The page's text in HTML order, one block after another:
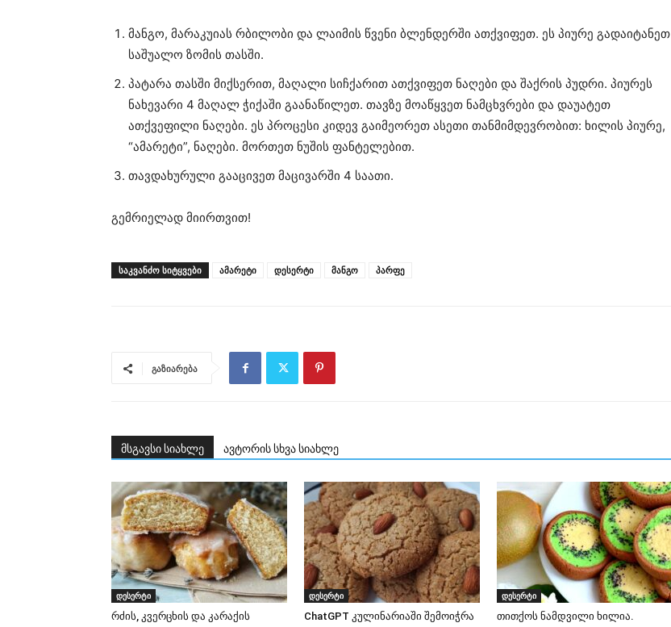
მანგო, მარაკუიას რბილობი და ლაიმის წვენი ბლენდერში ათქვიფეთ. ეს პიურე გადაიტანეთ
საშუალო ზომის თასში.
პატარა თასში მიქსერით, მაღალი სიჩქარით ათქვიფეთ ნაღები და შაქრის პუდრი. პიურეს
ნახევარი 4 მაღალ ჭიქაში გაანაწილეთ. თავზე მოაწყვეთ ნამცხვრები და დაუატეთ
ათქვეფილი ნაღები. ეს პროცესი კიდევ გაიმეორეთ ასეთი თანმიმდევრობით: ხილის პიურე,
“ამარეტი”, ნაღები. მორთეთ ნუშის ფანტელებით.
თავდახურული გააცივეთ მაცივარში 4 საათი.
გემრიელად მიირთვით!
ᲡᲐᲙᲕᲐᲜᲫᲝ ᲡᲘᲢᲧᲕᲔᲑᲘ ამარეტი დესერტი მანგო პარფე
გაზიარება
მსგავსი სიახლე ავტორის სხვა სიახლე
დესერტი
რძის, კვერცხის და კარაქის
დესერტი
ChatGPT კულინარიაში შემოიჭრა
დესერტი
თითქოს ნამდვილი ხილია.